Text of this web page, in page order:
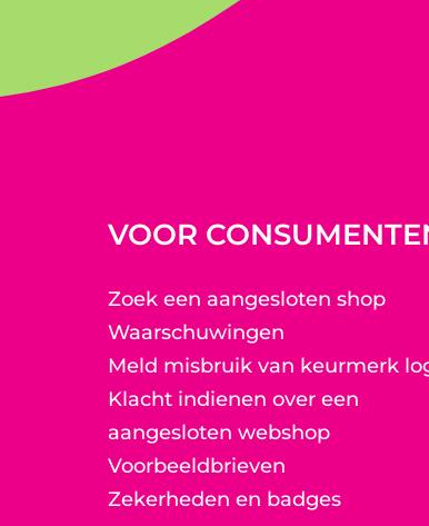
VOOR
Zoek een aangesloten shop
Waarschuwingen
Meld misbruik van keurmerk
Klacht indienen over een
aangesloten webshop
Voorbeeldbrieven
Zekerheden en badges